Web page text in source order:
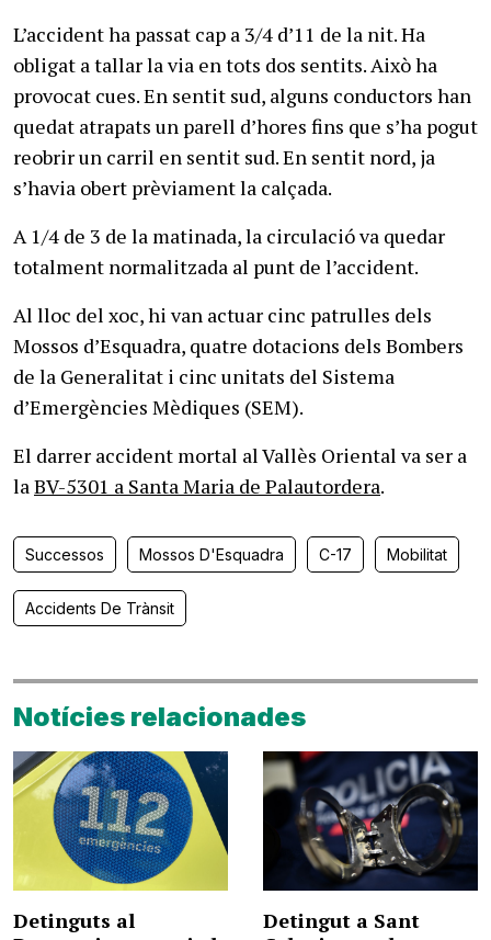
L’accident ha passat cap a 3/4 d’11 de la nit. Ha
obligat a tallar la via en tots dos sentits. Això ha
provocat cues. En sentit sud, alguns conductors han
quedat atrapats un parell d’hores fins que s’ha pogut
reobrir un carril en sentit sud. En sentit nord, ja
s’havia obert prèviament la calçada.
A 1/4 de 3 de la matinada, la circulació va quedar
totalment normalitzada al punt de l’accident.
Al lloc del xoc, hi van actuar cinc patrulles dels
Mossos d’Esquadra, quatre dotacions dels Bombers
de la Generalitat i cinc unitats del Sistema
d’Emergències Mèdiques (SEM).
El darrer accident mortal al Vallès Oriental va ser a
laBV-5301 a Santa Maria de Palautordera.
Successos Mossos D'Esquadra C-17 Mobilitat
Accidents De Trànsit
Notícies relacionades
Detinguts al
Detingut a Sant